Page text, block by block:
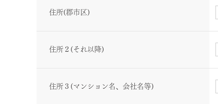
住所(郡市区)
住所２(それ以降)
住所３(マンション名、会社名等)